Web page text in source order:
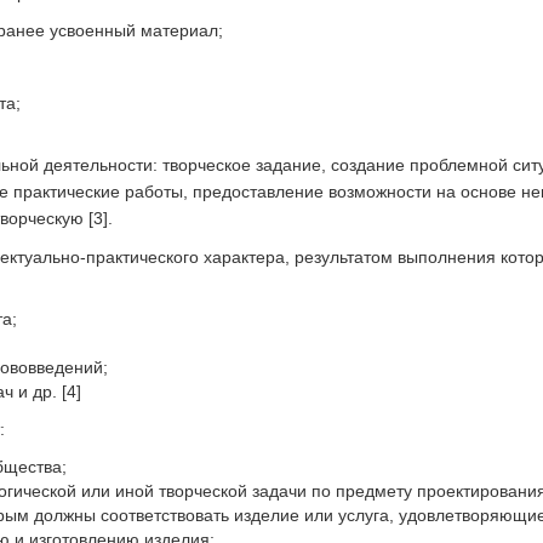
усвоенный материал;
деятельности: творческое задание, создание проблемной
практические работы, предоставление возможности на основе
[3].
практического характера, результатом выполнения
и др. [4]
или иной творческой задачи по предмету
должны соответствовать изделие или услуга,